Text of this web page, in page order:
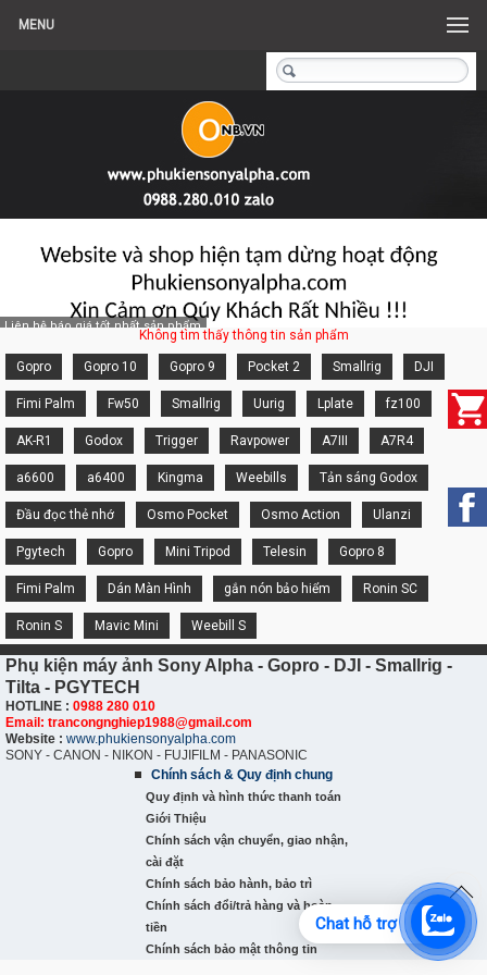
MENU
Liên hệ báo giá tốt nhất sản phẩm
Không tìm thấy thông tin sản phẩm
Gopro Gopro 10 Gopro 9 Pocket 2 Smallrig DJI
Fimi Palm Fw50 Smallrig Uurig Lplate fz100
AK-R1 Godox Trigger Ravpower A7III A7R4
a6600 a6400 Kingma Weebills Tản sáng Godox
Đầu đọc thẻ nhớ Osmo Pocket Osmo Action Ulanzi
Pgytech Gopro Mini Tripod Telesin Gopro 8
Fimi Palm Dán Màn Hình gắn nón bảo hiểm Ronin SC
Ronin S Mavic Mini Weebill S
Phụ kiện máy ảnh Sony Alpha - Gopro - DJI - Smallrig -
Tilta - PGYTECH
HOTLINE : 0988 280 010
Email: trancongnghiep1988@gmail.com
Website : www.phukiensonyalpha.com
SONY - CANON - NIKON - FUJIFILM - PANASONIC
Chính sách & Quy định chung
Quy định và hình thức thanh toán
Giới Thiệu
Chính sách vận chuyển, giao nhận,
cài đặt
Chính sách bảo hành, bảo trì
Chính sách đổi/trả hàng và hoàn
tiền
Chính sách bảo mật thông tin
Chat hỗ trợ